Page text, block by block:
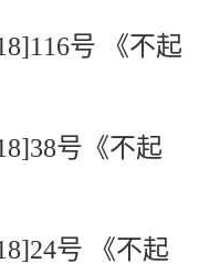
号 《不起
号《不起
号 《不起